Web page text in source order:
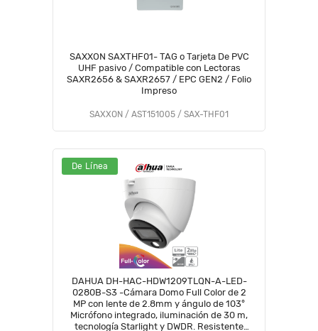
SAXXON SAXTHF01- TAG o Tarjeta De PVC
UHF pasivo / Compatible con Lectoras
SAXR2656 & SAXR2657 / EPC GEN2 / Folio
Impreso
SAXXON / AST151005 / SAX-THF01
De Línea
DAHUA DH-HAC-HDW1209TLQN-A-LED-
0280B-S3 -Cámara Domo Full Color de 2
MP con lente de 2.8mm y ángulo de 103°
Micrófono integrado, iluminación de 30 m,
tecnología Starlight y DWDR. Resistente